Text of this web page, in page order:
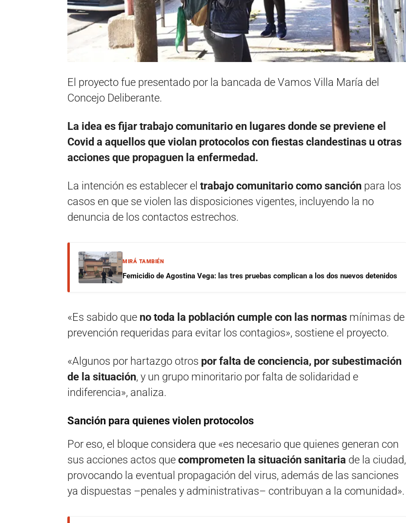
El proyecto fue presentado por la bancada de Vamos Villa María del
Concejo Deliberante.
La idea es fijar trabajo comunitario en lugares donde se previene el
Covid a aquellos que violan protocolos con fiestas clandestinas u otras
acciones que propaguen la enfermedad.
La intención es establecer el trabajo comunitario como sanción para los
casos en que se violen las disposiciones vigentes, incluyendo la no
denuncia de los contactos estrechos.
MIRÁ TAMBIÉN
Femicidio de Agostina Vega: las tres pruebas complican a los dos nuevos detenidos
«Es sabido que no toda la población cumple con las normas mínimas de
prevención requeridas para evitar los contagios», sostiene el proyecto.
«Algunos por hartazgo otros por falta de conciencia, por subestimación
de la situación, y un grupo minoritario por falta de solidaridad e
indiferencia», analiza.
Sanción para quienes violen protocolos
Por eso, el bloque considera que «es necesario que quienes generan con
sus acciones actos que comprometen la situación sanitaria de la ciudad,
provocando la eventual propagación del virus, además de las sanciones
ya dispuestas –penales y administrativas– contribuyan a la comunidad».